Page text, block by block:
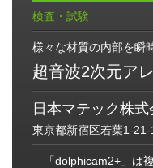
検査・試験
様々な材質の内部を瞬
超音波2次元ア
日本マテック株式
東京都新宿区若葉1-21-
「dolphicam2+」は